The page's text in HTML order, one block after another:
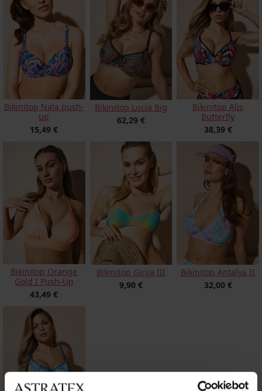
Bikinitop Nala push-
up
15,49 €
Bikinitop Lucia Big
62,29 €
Bikinitop Alis
Butterfly
38,39 €
Bikinitop Orange
Gold I Push-Up
43,49 €
Bikinitop Girija III
9,90 €
Bikinitop Antalya II
32,00 €